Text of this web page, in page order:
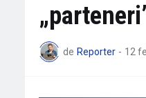
de Reporter - 12